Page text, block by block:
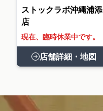
ストックラボ沖縄浦添
店
現在、臨時休業中です。
店舗詳細・地図